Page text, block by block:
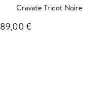
Cravate Tricot Noire
89,00 €